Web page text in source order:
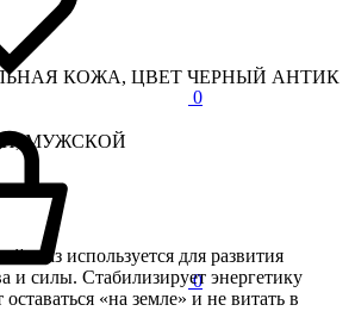
0
0
КОЖА, ЦВЕТ ЧЕРНЫЙ АНТИК
МУЖСКОЙ
глаз используется для развития
и силы. Стабилизирует энергетику
оставаться «на земле» и не витать в